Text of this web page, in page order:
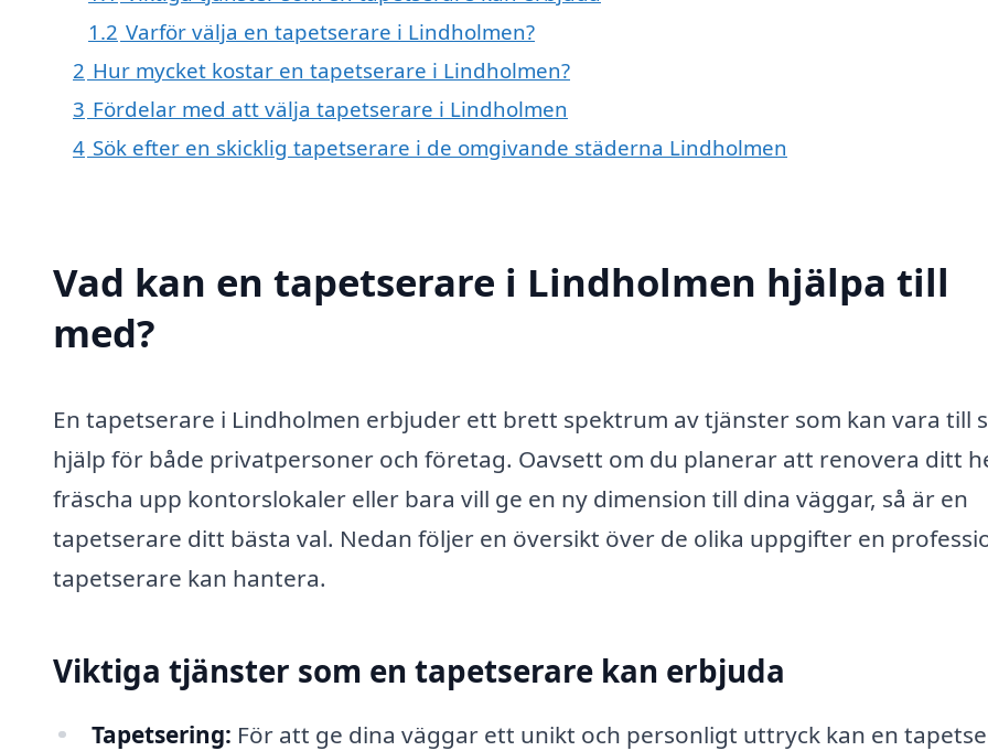
1.2 Varför välja en tapetserare i Lindholmen?
2 Hur mycket kostar en tapetserare i Lindholmen?
3 Fördelar med att välja tapetserare i Lindholmen
4 Sök efter en skicklig tapetserare i de omgivande städerna Lindholmen
Vad kan en tapetserare i Lindholmen hjälpa till
med?
En tapetserare i Lindholmen erbjuder ett brett spektrum av tjänster som kan vara till
hjälp för både privatpersoner och företag. Oavsett om du planerar att renovera ditt
fräscha upp kontorslokaler eller bara vill ge en ny dimension till dina väggar, så är en
tapetserare ditt bästa val. Nedan följer en översikt över de olika uppgifter en
tapetserare kan hantera.
Viktiga tjänster som en tapetserare kan erbjuda
Tapetsering: För att ge dina väggar ett unikt och personligt uttryck kan en